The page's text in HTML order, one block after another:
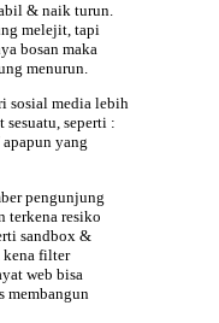
& naik turun.
melejit, tapi
bosan maka
menurun.
sosial media lebih
sesuatu, seperti :
yang
pengunjung
terkena resiko
sandbox &
kena filter
web bisa
membangun